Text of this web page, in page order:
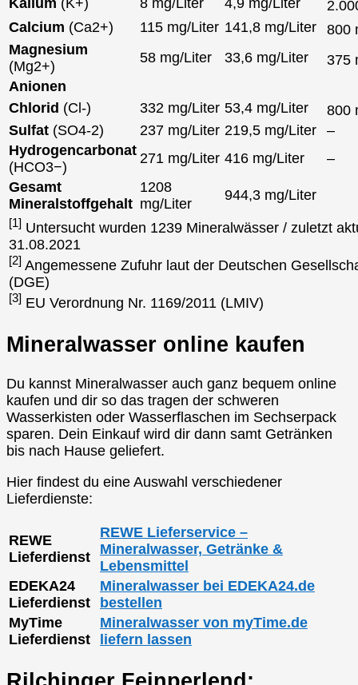
Calcium (Ca2+) 115 mg/Liter 141,8 mg/Liter
800
Magnesium
(Mg2+)
58 mg/Liter 33,6 mg/Liter
375
Anionen
Chlorid (Cl-) 332 mg/Liter 53,4 mg/Liter
800
Sulfat (SO4-2) 237 mg/Liter 219,5 mg/Liter
–
Hydrogencarbonat
(HCO3−)
271 mg/Liter 416 mg/Liter
–
Gesamt
Mineralstoffgehalt
1208
mg/Liter
944,3 mg/Liter
[1] Untersucht wurden 1239 Mineralwässer / zuletzt
31.08.2021
[2] Angemessene Zufuhr laut der Deutschen
(DGE)
[3] EU Verordnung Nr. 1169/2011 (LMIV)
Mineralwasser online kaufen
Du kannst Mineralwasser auch ganz bequem online
kaufen und dir so das tragen der schweren
Wasserkisten oder Wasserflaschen im Sechserpack
sparen. Dein Einkauf wird dir dann samt Getränken
bis nach Hause geliefert.
Hier findest du eine Auswahl verschiedener
Lieferdienste:
REWE
Lieferdienst
REWE Lieferservice –
Mineralwasser, Getränke &
Lebensmittel
EDEKA24
Lieferdienst
Mineralwasser bei EDEKA24.de
bestellen
MyTime
Lieferdienst
Mineralwasser von myTime.de
liefern lassen